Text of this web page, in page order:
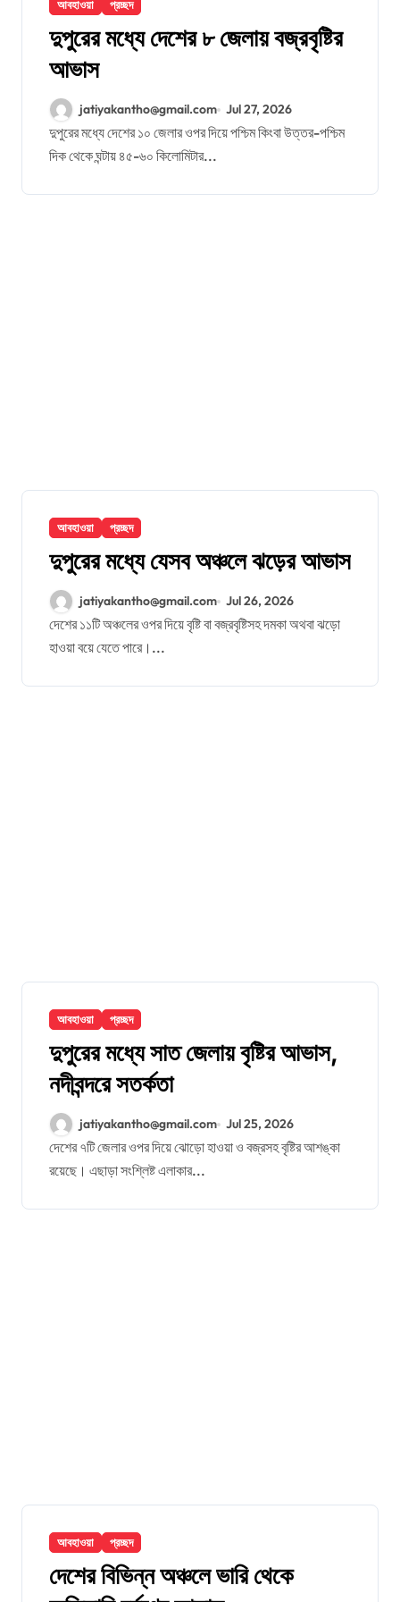
আবহাওয়া প্রচ্ছদ
দুপুরের মধ্যে দেশের ৮ জেলায় বজ্রবৃষ্টির
আভাস
jatiyakantho@gmail.com Jul 27, 2026
দুপুরের মধ্যে দেশের ১০ জেলার ওপর দিয়ে পশ্চিম কিংবা উত্তর-পশ্চিম
দিক থেকে ঘন্টায় ৪৫-৬০ কিলোমিটার...
আবহাওয়া প্রচ্ছদ
দুপুরের মধ্যে যেসব অঞ্চলে ঝড়ের আভাস
jatiyakantho@gmail.com Jul 26, 2026
দেশের ১১টি অঞ্চলের ওপর দিয়ে বৃষ্টি বা বজ্রবৃষ্টিসহ দমকা অথবা ঝড়ো
হাওয়া বয়ে যেতে পারে।...
আবহাওয়া প্রচ্ছদ
দুপুরের মধ্যে সাত জেলায় বৃষ্টির আভাস,
নদীবন্দরে সতর্কতা
jatiyakantho@gmail.com Jul 25, 2026
দেশের ৭টি জেলার ওপর দিয়ে ঝোড়ো হাওয়া ও বজ্রসহ বৃষ্টির আশঙ্কা
রয়েছে। এছাড়া সংশ্লিষ্ট এলাকার...
আবহাওয়া প্রচ্ছদ
দেশের বিভিন্ন অঞ্চলে ভারি থেকে